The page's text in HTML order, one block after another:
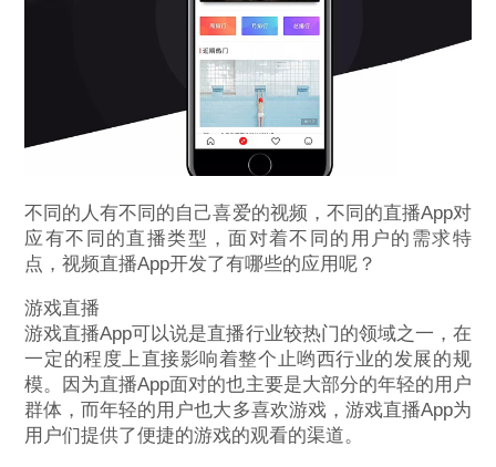
不同的人有不同的自己喜爱的视频，不同的直播App对
应有不同的直播类型，面对着不同的用户的需求特
点，视频直播App开发了有哪些的应用呢？
游戏直播
游戏直播App可以说是直播行业较热门的领域之一，在
一定的程度上直接影响着整个止哟西行业的发展的规
模。因为直播App面对的也主要是大部分的年轻的用户
群体，而年轻的用户也大多喜欢游戏，游戏直播App为
用户们提供了便捷的游戏的观看的渠道。